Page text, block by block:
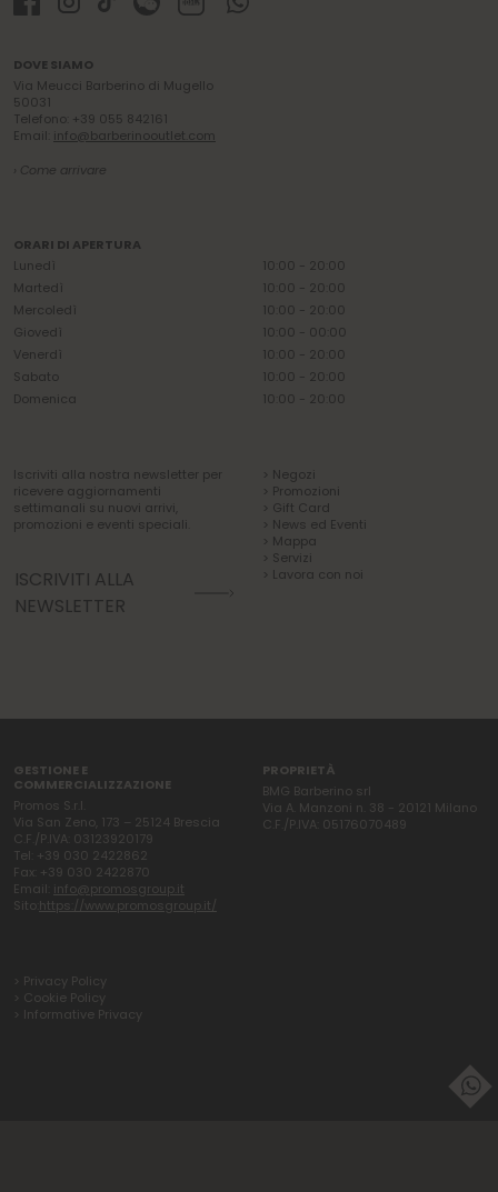
DOVE SIAMO
Via Meucci Barberino di Mugello
50031
Telefono: +39 055 842161
Email: info@barberinooutlet.com
› Come arrivare
ORARI DI APERTURA
Lunedì
10:00 - 20:00
Martedì
10:00 - 20:00
Mercoledì
10:00 - 20:00
Giovedì
10:00 - 00:00
Venerdì
10:00 - 20:00
Sabato
10:00 - 20:00
Domenica
10:00 - 20:00
Iscriviti alla nostra newsletter per
ricevere aggiornamenti
settimanali su nuovi arrivi,
promozioni e eventi speciali.
ISCRIVITI ALLA
NEWSLETTER
> Negozi
> Promozioni
> Gift Card
> News ed Eventi
> Mappa
> Servizi
> Lavora con noi
GESTIONE E
COMMERCIALIZZAZIONE
Promos S.r.l.
Via San Zeno, 173 – 25124 Brescia
C.F./P.IVA: 03123920179
Tel: +39 030 2422862
Fax: +39 030 2422870
Email: info@promosgroup.it
Sito:https://www.promosgroup.it/
PROPRIETÀ
BMG Barberino srl
Via A. Manzoni n. 38 - 20121 Milano
C.F./P.IVA: 05176070489
> Privacy Policy
> Cookie Policy
> Informative Privacy